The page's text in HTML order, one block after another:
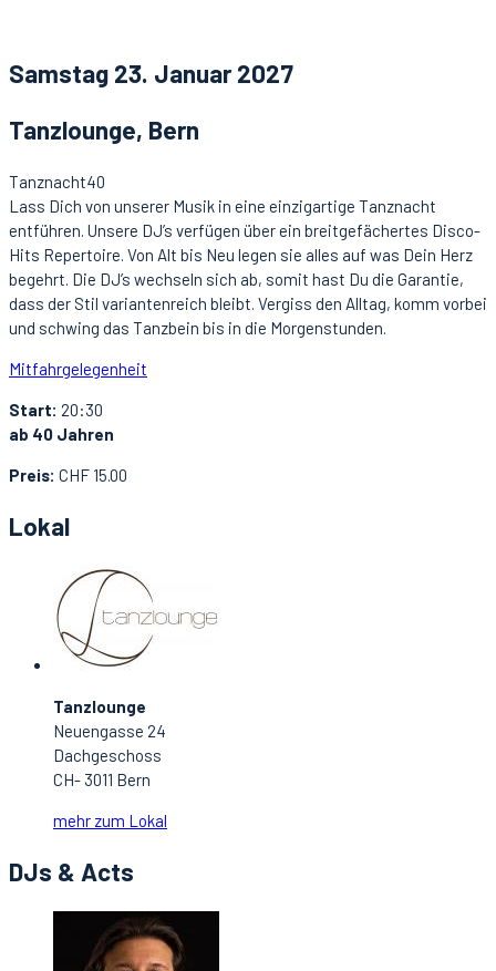
Samstag 23. Januar 2027
Tanzlounge, Bern
Tanznacht40
Lass Dich von unserer Musik in eine einzigartige Tanznacht
entführen. Unsere DJ’s verfügen über ein breitgefächertes Disco-
Hits Repertoire. Von Alt bis Neu legen sie alles auf was Dein Herz
begehrt. Die DJ’s wechseln sich ab, somit hast Du die Garantie,
dass der Stil variantenreich bleibt. Vergiss den Alltag, komm vorbei
und schwing das Tanzbein bis in die Morgenstunden.
Mitfahrgelegenheit
Start: 20:30
ab 40 Jahren
Preis: CHF 15.00
Lokal
Tanzlounge
Neuengasse 24
Dachgeschoss
CH- 3011 Bern
mehr zum Lokal
DJs & Acts